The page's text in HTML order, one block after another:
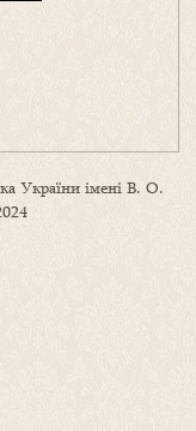
України імені В. О.